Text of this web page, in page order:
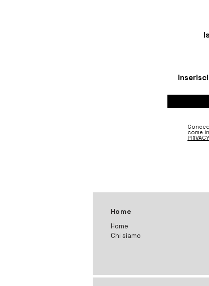
come
PRIVACY
Home
Home
Chi siamo